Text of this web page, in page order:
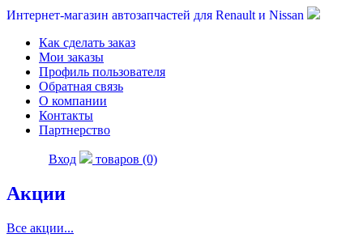
Интернет-магазин автозапчастей для Renault и Nissan
Как сделать заказ
Мои заказы
Профиль пользователя
Обратная связь
О компании
Контакты
Партнерство
Вход товаров (0)
Акции
Все акции...